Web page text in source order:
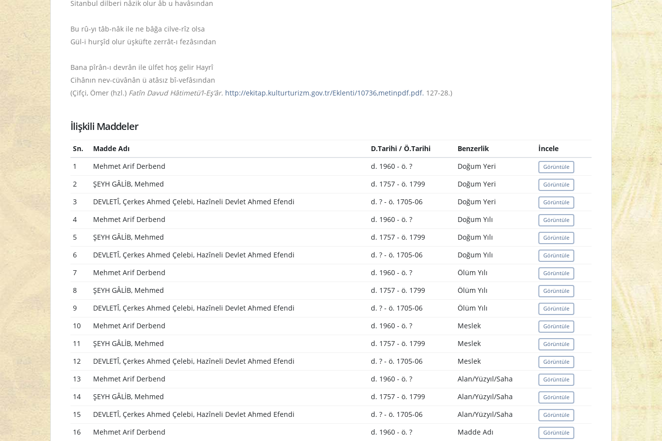
Sitanbul dilberi nâzik olur âb u havâsından
Bu rû-yı tâb-nâk ile ne bâğa cilve-rîz olsa
Gül-i hurşîd olur üşküfte zerrât-ı fezâsından
Bana pîrân-ı devrân ile ülfet hoş gelir Hayrî
Cihânın nev-cüvânân ü atâsız bî-vefâsından
(Çifçi, Ömer (hzl.) Fatîn Davud Hâtimetü’l-Eş’âr. http://ekitap.kulturturizm.gov.tr/Eklenti/10736,metinpdf.pdf. 127-28.)
İlişkili Maddeler
Sn. Madde Adı D.Tarihi / Ö.Tarihi Benzerlik
İncele
1
Mehmet Arif Derbend d. 1960 - ö. ? Doğum Yeri Görüntüle
2 ŞEYH GÂLİB, Mehmed d. 1757 - ö. 1799 Doğum Yeri Görüntüle
3 DEVLETÎ, Çerkes Ahmed Çelebi, Hazîneli Devlet Ahmed Efendi d. ? - ö. 1705-06 Doğum Yeri Görüntüle
4 Mehmet Arif Derbend d. 1960 - ö. ? Doğum Yılı Görüntüle
5 ŞEYH GÂLİB, Mehmed d. 1757 - ö. 1799 Doğum Yılı Görüntüle
6 DEVLETÎ, Çerkes Ahmed Çelebi, Hazîneli Devlet Ahmed Efendi d. ? - ö. 1705-06 Doğum Yılı Görüntüle
7 Mehmet Arif Derbend d. 1960 - ö. ? Ölüm Yılı Görüntüle
8 ŞEYH GÂLİB, Mehmed d. 1757 - ö. 1799 Ölüm Yılı Görüntüle
9 DEVLETÎ, Çerkes Ahmed Çelebi, Hazîneli Devlet Ahmed Efendi d. ? - ö. 1705-06 Ölüm Yılı Görüntüle
10 Mehmet Arif Derbend d. 1960 - ö. ? Meslek Görüntüle
11 ŞEYH GÂLİB, Mehmed d. 1757 - ö. 1799 Meslek Görüntüle
12 DEVLETÎ, Çerkes Ahmed Çelebi, Hazîneli Devlet Ahmed Efendi d. ? - ö. 1705-06 Meslek Görüntüle
13 Mehmet Arif Derbend d. 1960 - ö. ? Alan/Yüzyıl/Saha Görüntüle
14 ŞEYH GÂLİB, Mehmed d. 1757 - ö. 1799 Alan/Yüzyıl/Saha Görüntüle
15 DEVLETÎ, Çerkes Ahmed Çelebi, Hazîneli Devlet Ahmed Efendi d. ? - ö. 1705-06 Alan/Yüzyıl/Saha Görüntüle
16 Mehmet Arif Derbend d. 1960 - ö. ? Madde Adı Görüntüle